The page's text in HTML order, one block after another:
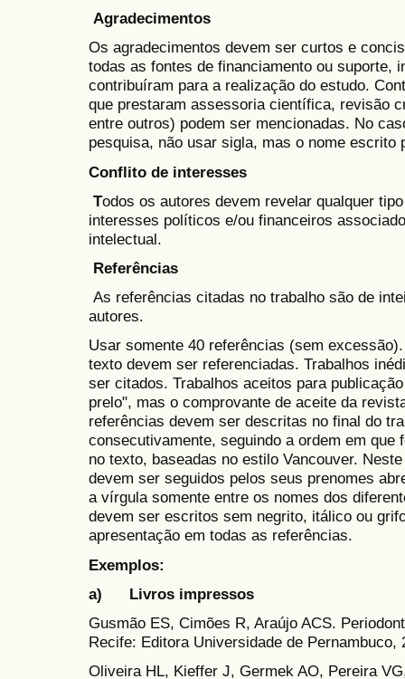
Agradecimentos
Os agradecimentos devem ser curtos e
todas as fontes de financiamento ou suporte,
contribuíram para a realização do estudo.
que prestaram assessoria científica, revisão
entre outros) podem ser mencionadas. No
pesquisa, não usar sigla, mas o nome escrito
Conflito de interesses
Todos os autores devem revelar qualquer
interesses políticos e/ou financeiros
intelectual.
Referências
As referências citadas no trabalho são de
autores.
Usar somente 40 referências (sem
texto devem ser referenciadas. Trabalhos
ser citados. Trabalhos aceitos para
prelo", mas o comprovante de aceite da
referências devem ser descritas no final do
consecutivamente, seguindo a ordem em que
no texto, baseadas no estilo Vancouver.
devem ser seguidos pelos seus prenomes
a vírgula somente entre os nomes dos
devem ser escritos sem negrito, itálico ou
apresentação em todas as referências.
Exemplos:
a) Livros impressos
Gusmão ES, Cimões R, Araújo ACS.
Recife: Editora Universidade de
Oliveira HL, Kieffer J, Germek AO, Pereira